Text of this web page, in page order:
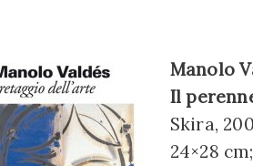
Manolo
Il
Skira,
24×28